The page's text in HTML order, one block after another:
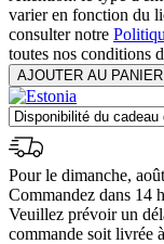
varier en fonction du
consulter notre
toutes nos conditions
Pour le dimanche,
Commandez dans 14
Veuillez prévoir un
commande soit livrée